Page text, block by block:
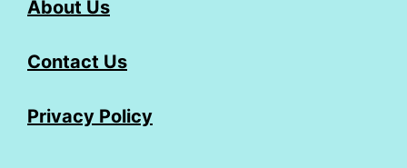
About Us
Contact Us
Privacy Policy